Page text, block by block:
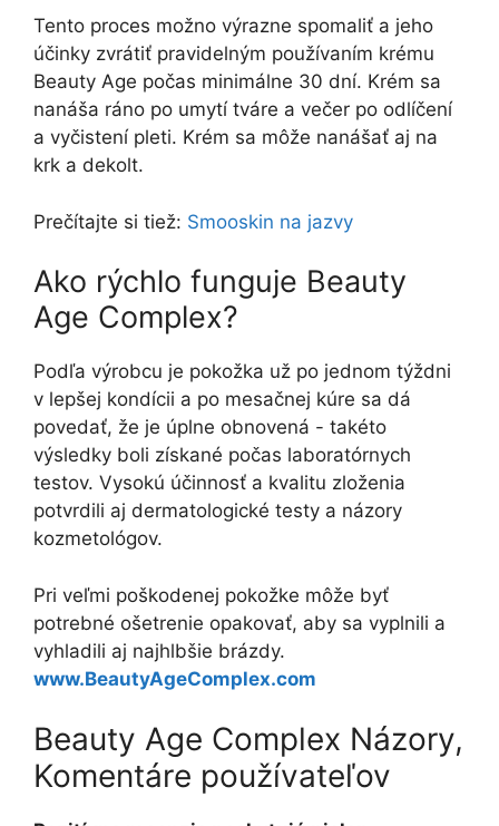
Tento proces možno výrazne spomaliť a jeho
účinky zvrátiť pravidelným používaním krému
Beauty Age počas minimálne 30 dní. Krém sa
nanáša ráno po umytí tváre a večer po odlíčení
a vyčistení pleti. Krém sa môže nanášať aj na
krk a dekolt.
Prečítajte si tiež: Smooskin na jazvy
Ako rýchlo funguje Beauty
Age Complex?
Podľa výrobcu je pokožka už po jednom týždni
v lepšej kondícii a po mesačnej kúre sa dá
povedať, že je úplne obnovená - takéto
výsledky boli získané počas laboratórnych
testov. Vysokú účinnosť a kvalitu zloženia
potvrdili aj dermatologické testy a názory
kozmetológov.
Pri veľmi poškodenej pokožke môže byť
potrebné ošetrenie opakovať, aby sa vyplnili a
vyhladili aj najhlbšie brázdy.
www.BeautyAgeComplex.com
Beauty Age Complex Názory,
Komentáre používateľov